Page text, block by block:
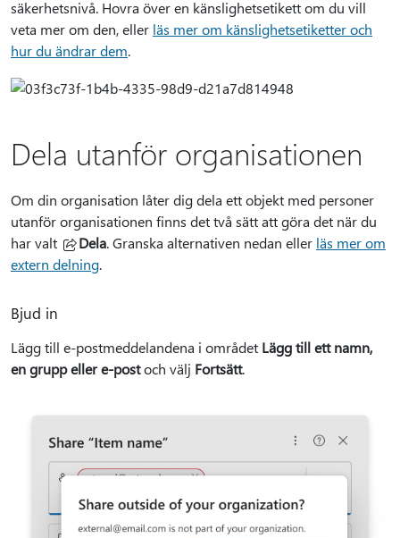
säkerhetsnivå. Hovra över en känslighetsetikett om du vill
veta mer om den, eller läs mer om känslighetsetiketter och
hur du ändrar dem.
Dela utanför organisationen
Om din organisation låter dig dela ett objekt med personer
utanför organisationen finns det två sätt att göra det när du
har valt
Dela. Granska alternativen nedan eller läs mer om
extern delning.
Bjud in
Lägg till e-postmeddelandena i området Lägg till ett namn,
en grupp eller e-postoch välj Fortsätt.